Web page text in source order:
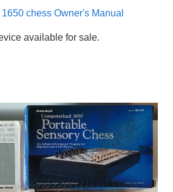
chess Owner's Manual
available for sale.